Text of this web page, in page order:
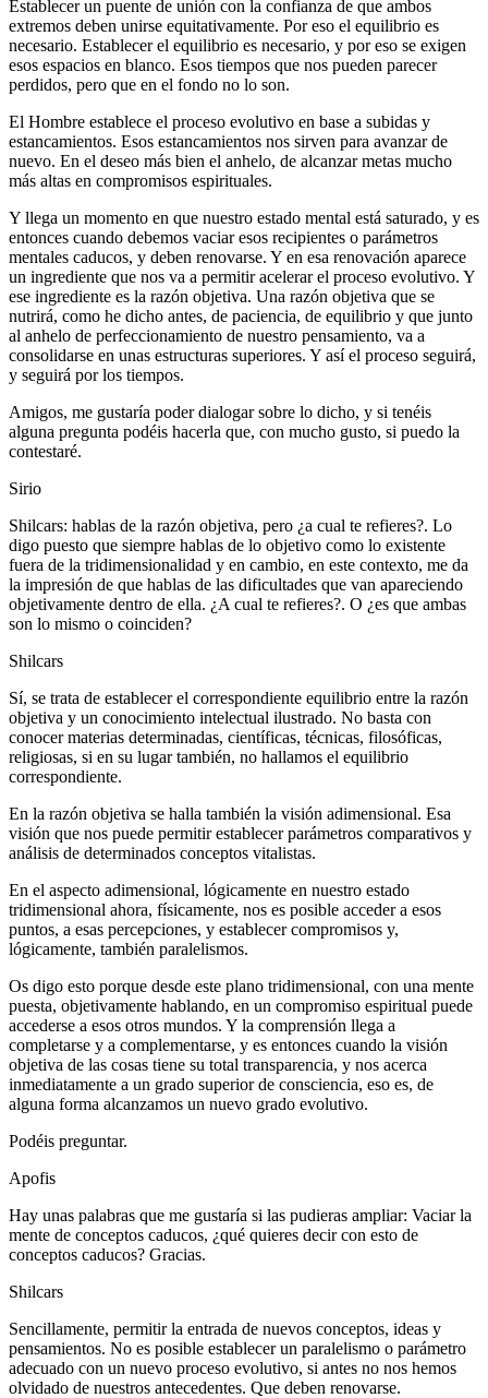
Establecer un puente de unión con la confianza de que ambos
extremos deben unirse equitativamente. Por eso el equilibrio es
necesario. Establecer el equilibrio es necesario, y por eso se exigen
esos espacios en blanco. Esos tiempos que nos pueden parecer
perdidos, pero que en el fondo no lo son.
El Hombre establece el proceso evolutivo en base a subidas y
estancamientos. Esos estancamientos nos sirven para avanzar de
nuevo. En el deseo más bien el anhelo, de alcanzar metas mucho
más altas en compromisos espirituales.
Y llega un momento en que nuestro estado mental está saturado, y es
entonces cuando debemos vaciar esos recipientes o parámetros
mentales caducos, y deben renovarse. Y en esa renovación aparece
un ingrediente que nos va a permitir acelerar el proceso evolutivo. Y
ese ingrediente es la razón objetiva. Una razón objetiva que se
nutrirá, como he dicho antes, de paciencia, de equilibrio y que junto
al anhelo de perfeccionamiento de nuestro pensamiento, va a
consolidarse en unas estructuras superiores. Y así el proceso seguirá,
y seguirá por los tiempos.
Amigos, me gustaría poder dialogar sobre lo dicho, y si tenéis
alguna pregunta podéis hacerla que, con mucho gusto, si puedo la
contestaré.
Sirio
Shilcars: hablas de la razón objetiva, pero ¿a cual te refieres?. Lo
digo puesto que siempre hablas de lo objetivo como lo existente
fuera de la tridimensionalidad y en cambio, en este contexto, me da
la impresión de que hablas de las dificultades que van apareciendo
objetivamente dentro de ella. ¿A cual te refieres?. O ¿es que ambas
son lo mismo o coinciden?
Shilcars
Sí, se trata de establecer el correspondiente equilibrio entre la razón
objetiva y un conocimiento intelectual ilustrado. No basta con
conocer materias determinadas, científicas, técnicas, filosóficas,
religiosas, si en su lugar también, no hallamos el equilibrio
correspondiente.
En la razón objetiva se halla también la visión adimensional. Esa
visión que nos puede permitir establecer parámetros comparativos y
análisis de determinados conceptos vitalistas.
En el aspecto adimensional, lógicamente en nuestro estado
tridimensional ahora, físicamente, nos es posible acceder a esos
puntos, a esas percepciones, y establecer compromisos y,
lógicamente, también paralelismos.
Os digo esto porque desde este plano tridimensional, con una mente
puesta, objetivamente hablando, en un compromiso espiritual puede
accederse a esos otros mundos. Y la comprensión llega a
completarse y a complementarse, y es entonces cuando la visión
objetiva de las cosas tiene su total transparencia, y nos acerca
inmediatamente a un grado superior de consciencia, eso es, de
alguna forma alcanzamos un nuevo grado evolutivo.
Podéis preguntar.
Apofis
Hay unas palabras que me gustaría si las pudieras ampliar: Vaciar la
mente de conceptos caducos, ¿qué quieres decir con esto de
conceptos caducos? Gracias.
Shilcars
Sencillamente, permitir la entrada de nuevos conceptos, ideas y
pensamientos. No es posible establecer un paralelismo o parámetro
adecuado con un nuevo proceso evolutivo, si antes no nos hemos
olvidado de nuestros antecedentes. Que deben renovarse.